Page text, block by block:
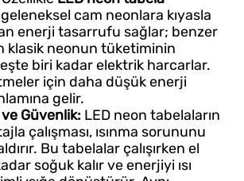
cam neonlara kıyasla
enerji tasarrufu sağlar; benzer
klasik neonun tüketiminin
biri kadar elektrik harcarlar.
için daha düşük enerji
gelir.
Güvenlik: LED neon tabelaların
çalışması, ısınma sorununu
Bu tabelalar çalışırken el
soğuk kalır ve enerjiyi ısı